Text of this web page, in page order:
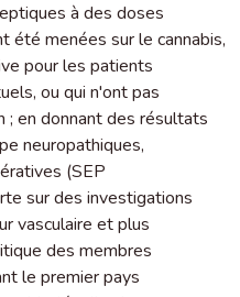
à des doses
été menées sur le cannabis,
pour les patients
ou qui n'ont pas
; en donnant des résultats
neuropathiques,
(SEP
sur des investigations
vasculaire et plus
des membres
le premier pays